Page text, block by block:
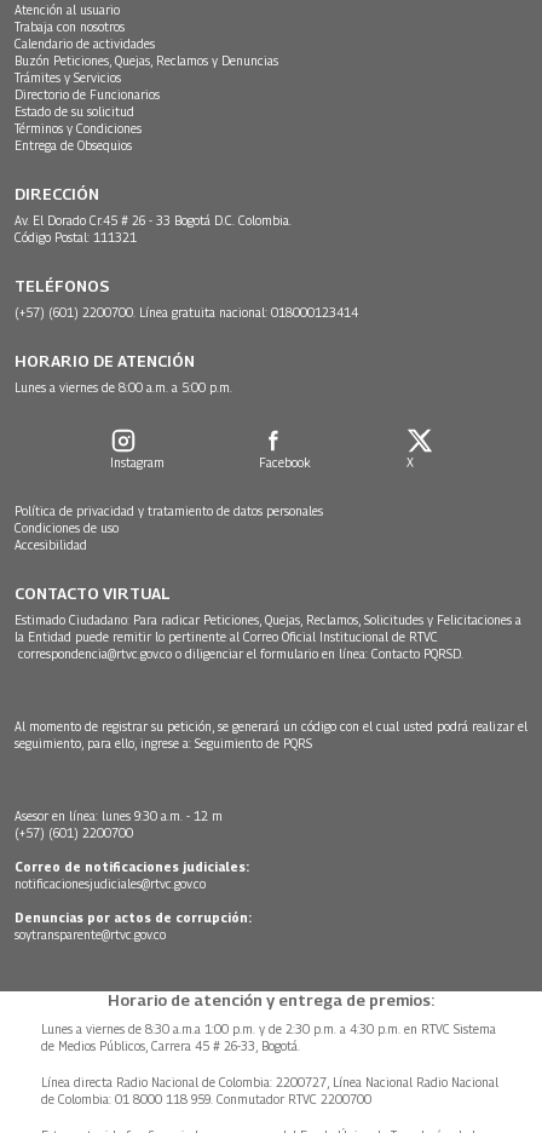
Atención al usuario
Trabaja con nosotros
Calendario de actividades
Buzón Peticiones, Quejas, Reclamos y Denuncias
Trámites y Servicios
Directorio de Funcionarios
Estado de su solicitud
Términos y Condiciones
Entrega de Obsequios
DIRECCIÓN
Av. El Dorado Cr.45 # 26 - 33 Bogotá D.C. Colombia.
Código Postal: 111321
TELÉFONOS
(+57) (601) 2200700. Línea gratuita nacional: 018000123414
HORARIO DE ATENCIÓN
Lunes a viernes de 8:00 a.m. a 5:00 p.m.
Instagram Facebook X
Política de privacidad y tratamiento de datos personales
Condiciones de uso
Accesibilidad
CONTACTO VIRTUAL
Estimado Ciudadano: Para radicar Peticiones, Quejas, Reclamos, Solicitudes y Felicitaciones a
la Entidad puede remitir lo pertinente al Correo Oficial Institucional de RTVC
correspondencia@rtvc.gov.co o diligenciar el formulario en línea: Contacto PQRSD.
Al momento de registrar su petición, se generará un código con el cual usted podrá realizar el
seguimiento, para ello, ingrese a: Seguimiento de PQRS
Asesor en línea: lunes 9:30 a.m. - 12 m
(+57) (601) 2200700
Correo de notificaciones judiciales:
notificacionesjudiciales@rtvc.gov.co
Denuncias por actos de corrupción:
soytransparente@rtvc.gov.co
Horario de atención y entrega de premios:
Lunes a viernes de 8:30 a.m.a 1:00 p.m. y de 2:30 p.m. a 4:30 p.m. en RTVC Sistema
de Medios Públicos, Carrera 45 # 26-33, Bogotá.
Línea directa Radio Nacional de Colombia: 2200727, Línea Nacional Radio Nacional
de Colombia: 01 8000 118 959. Conmutador RTVC 2200700